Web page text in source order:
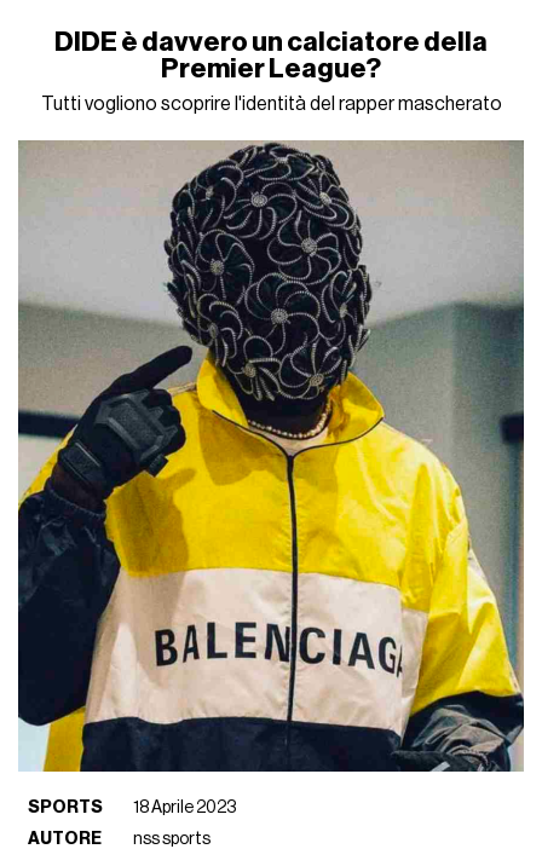
DIDE è davvero un calciatore della
Premier League?
Tutti vogliono scoprire l'identità del rapper mascherato
SPORTS
18 Aprile 2023
AUTORE
nss sports